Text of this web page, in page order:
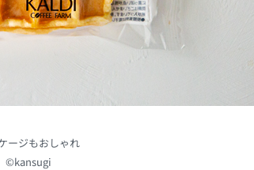
ージもおしゃれ
©kansugi